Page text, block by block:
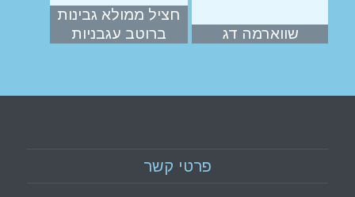
שווארמה דג
חציל ממולא גבינות
ברוטב עגבניות
פרטי קשר